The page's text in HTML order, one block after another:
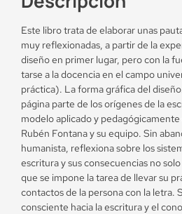
Este libro trata de elaborar unas
muy reflexionadas, a partir de la
diseño en primer lugar, pero con la
tarse a la docencia en el campo
práctica). La forma gráfica del
página parte de los orígenes de la
modelo aplicado y
Rubén Fontana y su equipo. Sin
humanista, reflexiona sobre los
escritura y sus consecuencias no
que se impone la tarea de llevar su
contactos de la persona con la letra.
consciente hacia la escritura y el